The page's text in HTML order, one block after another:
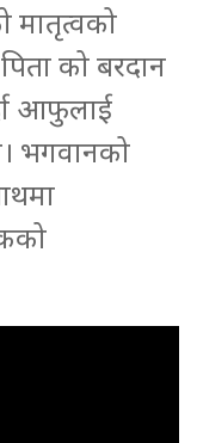
मातृत्वको
को बरदान
आफुलाई
भगवानको